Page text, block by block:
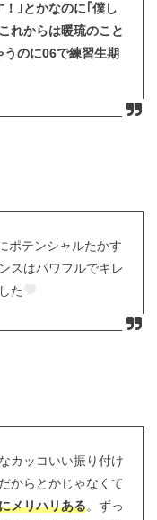
｣とかなのに｢僕し
れからは暖琉のこと
のに06で練習生期
ポテンシャルたかす
スはパワフルでキレ
た
カッコいい振り付け
からとかじゃなくて
メリハリある。ずっ